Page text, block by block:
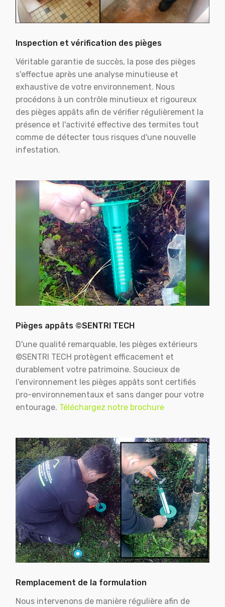
Inspection et vérification des pièges
Véritable garantie de succès, la pose des pièges
s'effectue après une analyse minutieuse et
exhaustive de votre environnement. Nous
procédons à un contrôle minutieux et rigoureux
des pièges appâts afin de vérifier régulièrement la
présence et l'activité effective des termites tout
comme de détecter tous risques d'une nouvelle
infestation.
Pièges appâts ©SENTRI TECH
D'une qualité remarquable, les pièges extérieurs
©SENTRI TECH protègent efficacement et
durablement votre patrimoine. Soucieux de
l'environnement les pièges appâts sont certifiés
pro-environnementaux et sans danger pour votre
entourage. Téléchargez notre brochure
Remplacement de la formulation
Nous intervenons de manière régulière afin de